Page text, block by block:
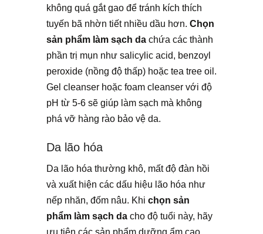
không quá gắt gao để tránh kích thích
tuyến bã nhờn tiết nhiều dầu hơn. Chọn
sản phẩm làm sạch da chứa các thành
phần trị mụn như salicylic acid, benzoyl
peroxide (nồng độ thấp) hoặc tea tree oil.
Gel cleanser hoặc foam cleanser với độ
pH từ 5-6 sẽ giúp làm sạch mà không
phá vỡ hàng rào bảo vệ da.
Da lão hóa
Da lão hóa thường khô, mất độ đàn hồi
và xuất hiện các dấu hiệu lão hóa như
nếp nhăn, đốm nâu. Khi chọn sản
phẩm làm sạch da cho độ tuổi này, hãy